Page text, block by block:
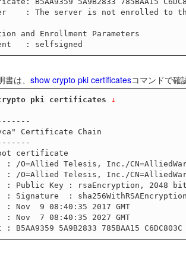
は、 show crypto pki certificatesコマンドで確
crypto pki certificates ↓
Certificate Chain
certificate